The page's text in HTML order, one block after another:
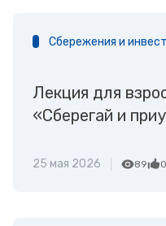
Сбережения и
Лекция для
«Сберегай и
25 мая 2026 89 0